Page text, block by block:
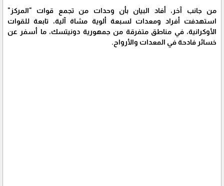
من جانب آخر، أفاد البيان بأن وحدات من تجمع قوات "المركز"
استهدفت أفراد ومعدات لسبعة ألوية مشاة آلية، تابعة للقوات
الأوكرانية، في مناطق متفرقة من جمهورية دونيتسك، ما أسفر عن
خسائر فادحة في المعدات والأرواح.